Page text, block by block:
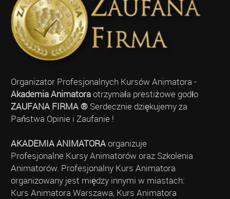
Organizator Profesjonalnych Kursów Animatora -
Akademia Animatoraotrzymała prestiżowe godło
ZAUFANA FIRMA ®Serdecznie dziękujemy za
Państwa Opinie i Zaufanie !
AKADEMIA ANIMATORAorganizuje
Profesjonalne Kursy Animatorów oraz Szkolenia
Animatorów. Profesjonalny Kurs Animatora
organizowany jest między innymi w miastach:
Kurs Animatora Warszawa, Kurs Animatora